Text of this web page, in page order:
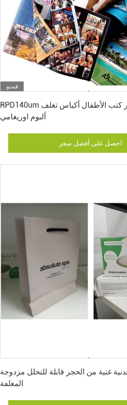
فيديو
RPD140um ستون كورق لدفتر كتب الأطفال أكياس تغلف
ألبوم اوريغامي
احصل على أفضل سعر
غنية من الحجر قابلة للتحلل مزدوجة
المغلفة